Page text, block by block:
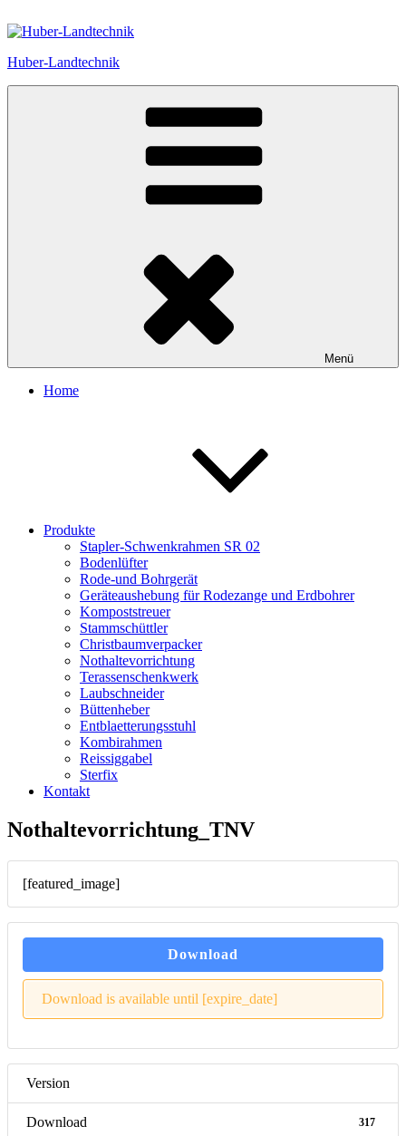
Inhalt
Huber-Landtechnik
Menü
Home
Produkte
Stapler-Schwenkrahmen SR 02
Bodenlüfter
Rode-und Bohrgerät
Geräteaushebung für Rodezange und Erdbohrer
Kompoststreuer
Stammschüttler
Christbaumverpacker
Nothaltevorrichtung
Terassenschenkwerk
Laubschneider
Büttenheber
Entblaetterungsstuhl
Kombirahmen
Reissiggabel
Sterfix
Kontakt
Nothaltevorrichtung_TNV
[featured_image]
Download
Download is available until [expire_date]
Version
Download 317